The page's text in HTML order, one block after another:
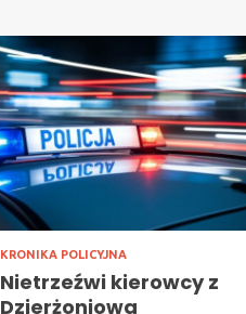
KRONIKA POLICYJNA
Nietrzeźwi kierowcy z
Dzierżoniowa